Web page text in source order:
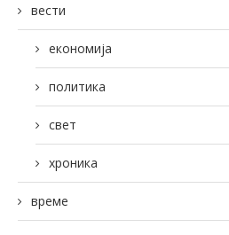
вести
економија
политика
свет
хроника
време